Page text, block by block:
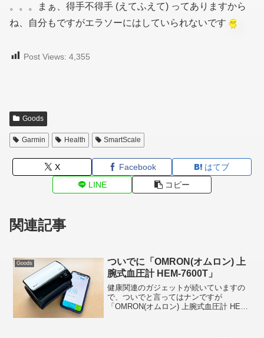
。。。まぁ、得手不得手 (えてふえて) ってありますから
ね、自分もですがエラソーにはしていられないです
Post Views: 4,355
Goods
Garmin Health SmartScale
X Facebook
はてブ
LINE
コピー
関連記事
Goods
ついでに「OMRON(オムロン) 上
腕式血圧計 HEM-7600T」
健康関連のガジェットが続いていますの
で、ついでと言ってはナンですが
「OMRON(オムロン) 上腕式血圧計 HEM-